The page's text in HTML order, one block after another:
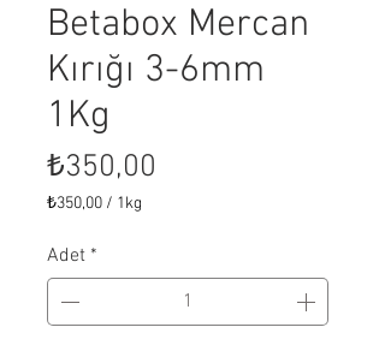
Betabox Mercan
Kırığı 3-6mm
1Kg
₺350,00
₺350,00 / 1kg
Kilogram
Adet *